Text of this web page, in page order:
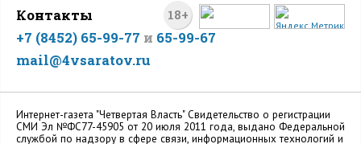
18+
Контакты
+7 (8452) 65-99-77 и 65-99-67
mail@4vsaratov.ru
Интернет-газета "Четвертая Власть" Cвидетельство о регистрации
СМИ Эл №ФС77-45905 от 20 июля 2011 года, выдано Федеральной
службой по надзору в сфере связи, информационных технологий и